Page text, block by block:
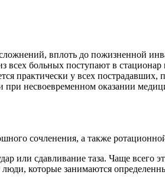
вплоть до пожизненной
больных поступают в
у всех пострадавших,
при несвоевременном оказании
сочленения, а также
или сдавливание таза. Чаще всего
которые занимаются